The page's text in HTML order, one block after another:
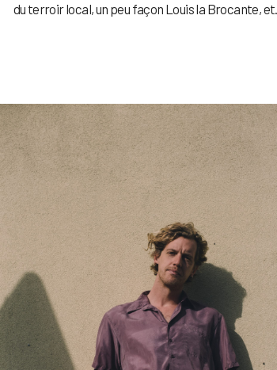
du terroir local, un peu façon Louis la Brocante,